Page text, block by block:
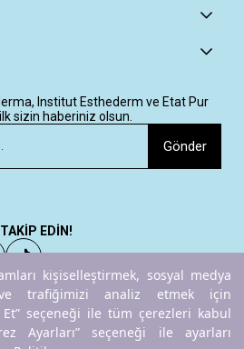
kişiselleştirmek, sosyal medya
trafiğimizi analiz etmek için
Et” seçeneği ile tüm çerezleri kabul
Ayarları” seçeneği ile ayarları
Institut Esthederm ve Etat Pur
sizin haberiniz olsun.
Gönder
EDİN!
ETAT PURAll rights reserved.